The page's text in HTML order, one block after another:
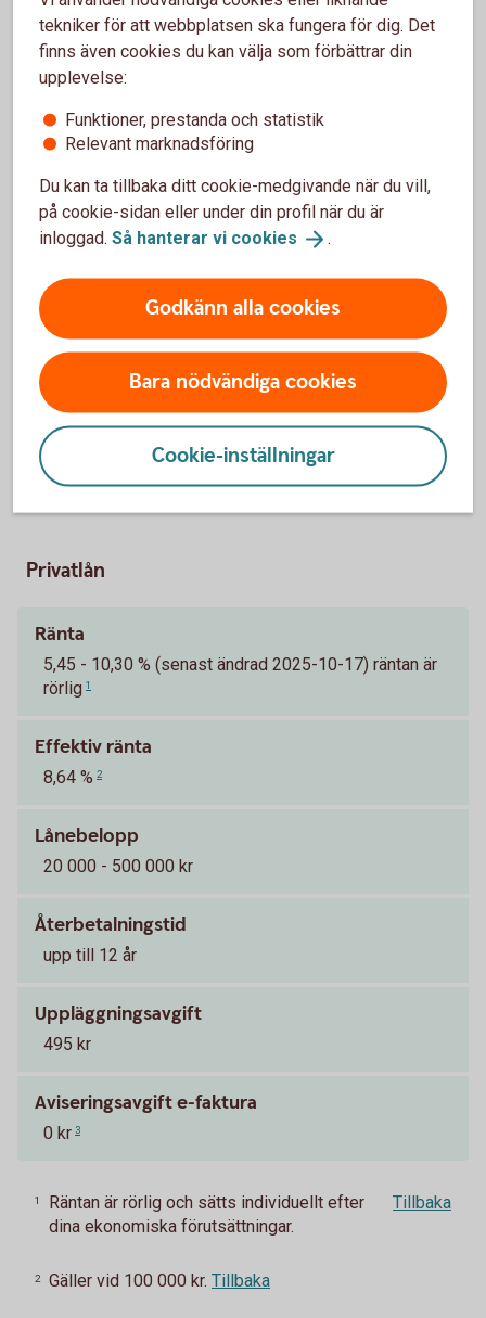
Om du har skickat in din ansökan online och den blir
godkänd, kommer pengarna att sättas in på ditt konto direkt
Det är möjligt genom att ansöka om ett nytt lån och välja att
lösa dina nuvarande lån och krediter.
Höja bolån? Ring 0771-23 00 23
Hitta ditt
bankkontor
Pris och ränta Privatlån
Privatlån
Ränta
5,45 - 10,30 % (senast ändrad 2025-10-17) räntan är
rörlig 1
Effektiv ränta
8,64 % 2
Lånebelopp
20 000 - 500 000 kr
Återbetalningstid
upp till 12 år
Uppläggningsavgift
495 kr
Aviseringsavgift e-faktura
0 kr 3
1
Räntan är rörlig och sätts individuellt efter
dina ekonomiska förutsättningar.
Tillbaka
2 Gäller vid 100 000 kr. Tillbaka
tekniker för att webbplatsen ska fungera för dig. Det
finns även cookies du kan välja som förbättrar din
upplevelse:
Funktioner, prestanda och statistik
Relevant marknadsföring
Du kan ta tillbaka ditt cookie-medgivande när du vill,
på cookie-sidan eller under din profil när du är
inloggad. Så hanterar vi cookies .
Godkänn alla cookies
Bara nödvändiga cookies
Cookie-inställningar